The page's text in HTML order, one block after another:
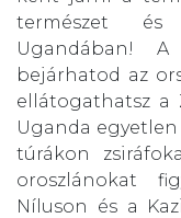
természet
Ugandában!
bejárhatod az
ellátogathatsz a
Uganda egyetlen
túrákon
oroszlánokat
Níluson és a